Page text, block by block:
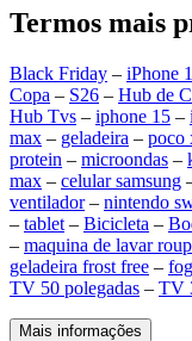
Termos mais
Black Friday – iPhone
Copa – S26 – Hub de
Hub Tvs – iphone 15 –
max – geladeira – poco
protein – microondas –
max – celular samsung
ventilador– nintendo
– tablet – Bicicleta –
– maquina de lavar
geladeira frost free –
TV 50 polegadas – TV
Mais informações